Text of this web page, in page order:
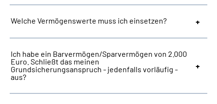
Welche Vermögenswerte muss ich einsetzen?
Ich habe ein Barvermögen/Sparvermögen von 2.000
Euro. Schließt das meinen
Grundsicherungsanspruch - jedenfalls vorläufig -
aus?